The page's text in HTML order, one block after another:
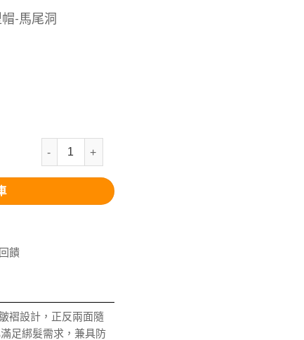
-馬尾洞
抗UV-Suptex清涼雙面戴造型帽-馬尾洞 數量
饋
褶設計，正反兩面隨
足綁髮需求，兼具防